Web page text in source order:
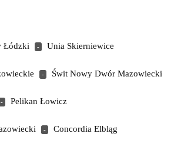
Łódzki - Unia Skierniewice
- Świt Nowy Dwór Mazowiecki
- Pelikan Łowicz
- Concordia Elbląg